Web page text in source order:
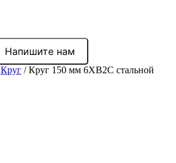
Напишите нам
Круг / Круг 150 мм 6ХВ2С стальной